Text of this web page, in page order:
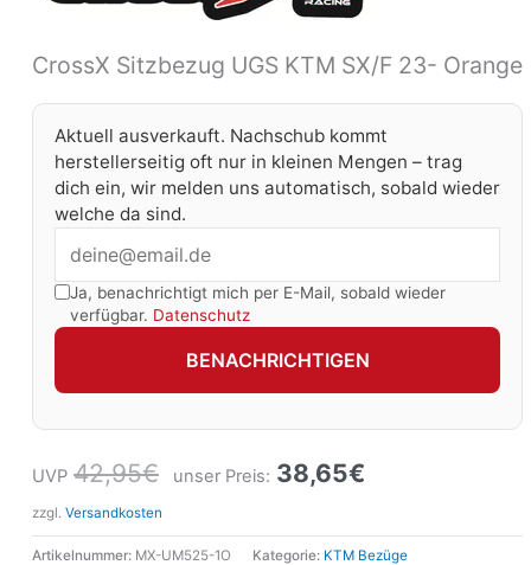
CrossX Sitzbezug UGS KTM SX/F 23- Orange
Aktuell ausverkauft. Nachschub kommt
herstellerseitig oft nur in kleinen Mengen – trag
dich ein, wir melden uns automatisch, sobald wieder
welche da sind.
Ja, benachrichtigt mich per E-Mail, sobald wieder
verfügbar. Datenschutz
BENACHRICHTIGEN
UVP 42,95€ unser Preis: 38,65€
zzgl. Versandkosten
Artikelnummer: MX-UM525-1O Kategorie: KTM Bezüge